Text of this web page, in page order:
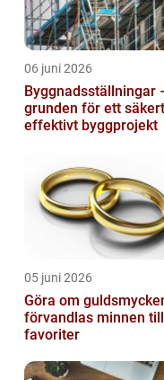
06 juni 2026
Byggnadsställningar
grunden för ett
effektivt byggprojekt
05 juni 2026
Göra om guldsmycken
förvandlas minnen
favoriter